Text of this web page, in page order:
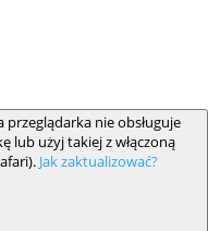
przeglądarka nie obsługuje
lub użyj takiej z włączoną
Jak zaktualizować?